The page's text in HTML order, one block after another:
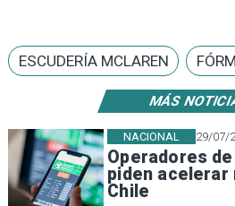
MÁS
29/07/
Operadores
piden acelerar
Chile
NACIONAL
ESCUDERÍA MCLAREN